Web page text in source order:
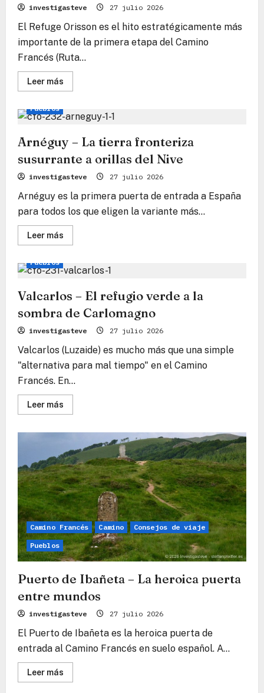
camino
los
Pirineos
investigasteve 27 julio 2026
El Refuge Orisson es el hito estratégicamente más
importante de la primera etapa del Camino
Francés (Ruta...
Leer más
más
Orisson
–
nido
de
piedra
sobre
nubes
los
Pirineos
Camino Francés
Pueblos
Arnéguy – La tierra fronteriza
susurrante a orillas del Nive
investigasteve 27 julio 2026
Arnéguy es la primera puerta de entrada a España
para todos los que eligen la variante más...
Leer más
más
–
La
fronteriza
susurrante
a
orillas
Nive
Camino Francés
Pueblos
Valcarlos – El refugio verde a la
sombra de Carlomagno
investigasteve 27 julio 2026
Valcarlos (Luzaide) es mucho más que una simple
"alternativa para mal tiempo" en el Camino
Francés. En...
Leer más
más
refugio
verde
a
la
sombra
de
Carlomagno
Camino Francés Camino Consejos de viaje
Pueblos
Puerto de Ibañeta – La heroica puerta
entre mundos
investigasteve 27 julio 2026
El Puerto de Ibañeta es la heroica puerta de
entrada al Camino Francés en suelo español. A...
Leer más
más